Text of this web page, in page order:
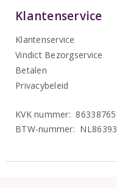
Klantenservice
Klantenservice
Vindict Bezorgservice
Betalen
Privacybeleid
KVK nummer: 86338765
BTW-nummer: